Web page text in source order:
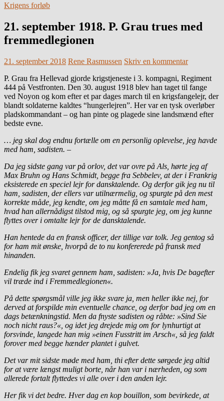
Krigens forløb
21. september 1918. P. Grau trues med
fremmedlegionen
21. september 2018 Rene Rasmussen Skriv en kommentar
P. Grau fra Hellevad gjorde krigstjeneste i 3. kompagni, Regiment
444 på Vestfronten. Den 30. august 1918 blev han taget til fange
ved Noyon og kom efter et par dages march til en krigsfangelejr, der
blandt soldaterne kaldtes “hungerlejren”. Her var en tysk overløber
pladskommandant – og han pinte og plagede sine landsmænd efter
bedste evne.
… jeg skal dog endnu fortælle om en personlig oplevelse, jeg havde
med ham, sadisten. –
Da jeg sidste gang var på orlov, det var ovre på Als, hørte jeg af
Max Bruhn og Hans Schmidt, begge fra Sebbelev, at der i Frankrig
eksisterede en speciel lejr for dansktalende. Og derfor gik jeg nu til
ham, sadisten, der ellers var utilnærmelig, og spurgte på den mest
korrekte måde, jeg kendte, om jeg måtte få en samtale med ham,
hvad han allernådigst tilstod mig, og så spurgte jeg, om jeg kunne
flyttes over i omtalte lejr for de dansktalende.
Han hentede da en fransk officer, der tillige var tolk. Jeg gentog så
for ham mit ønske, hvorpå de to nu konfererede på fransk med
hinanden.
Endelig fik jeg svaret gennem ham, sadisten: »Ja, hvis De bagefter
vil træde ind i Fremmedlegionen«.
På dette spørgsmål ville jeg ikke svare ja, men heller ikke nej, for
derved at forspilde min eventuelle chance, og derfor bad jeg om en
dags betænkningstid. Men da fnyste sadisten og råbte: »Sind Sie
noch nicht raus?«, og idet jeg drejede mig om for lynhurtigt at
forsvinde, langede han mig »einen Fusstritt im Arsch«, så jeg faldt
forover med begge hænder plantet i gulvet.
Det var mit sidste møde med ham, thi efter dette sørgede jeg altid
for at være længst muligt borte, når han var i nærheden, og som
allerede fortalt flyttedes vi alle over i den anden lejr.
Her fik vi det bedre. Hver dag en kop bouillon, som bevirkede, at